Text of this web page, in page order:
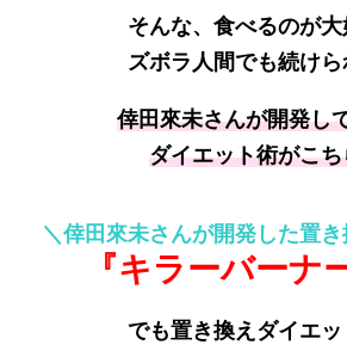
そんな、食べるのが
ズボラ人間でも続けら
倖田來未さんが開発し
ダイエット術がこち
＼倖田來未さんが開発した置
『キラーバーナ
でも置き換えダイエッ